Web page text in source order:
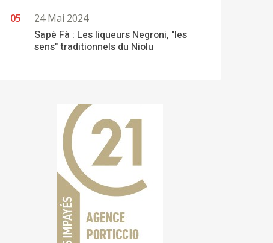
24 Mai 2024
Sapè Fà : Les liqueurs Negroni, "les
sens" traditionnels du Niolu